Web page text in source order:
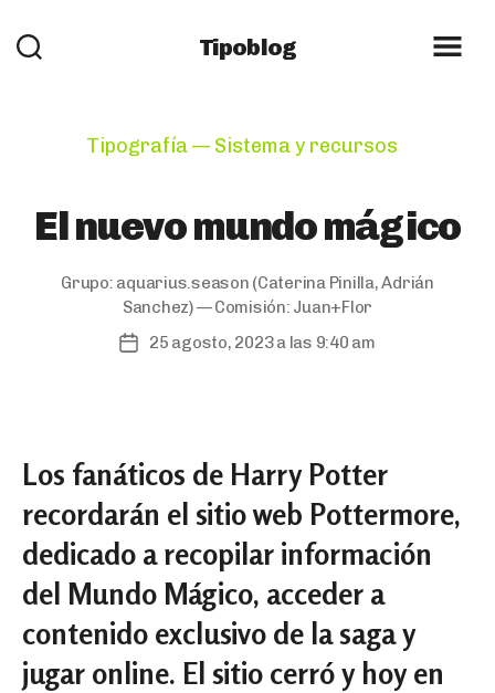
Tipoblog
Categories
Tipografía — Sistema y recursos
El nuevo mundo mágico
Grupo: aquarius.season (Caterina Pinilla, Adrián
Sanchez) — Comisión: Juan+Flor
Post25 agosto, 2023 a las 9:40 am
Los fanáticos de Harry Potter
recordarán el sitio web Pottermore,
dedicado a recopilar información
del Mundo Mágico, acceder a
contenido exclusivo de la saga y
jugar online. El sitio cerró y hoy en